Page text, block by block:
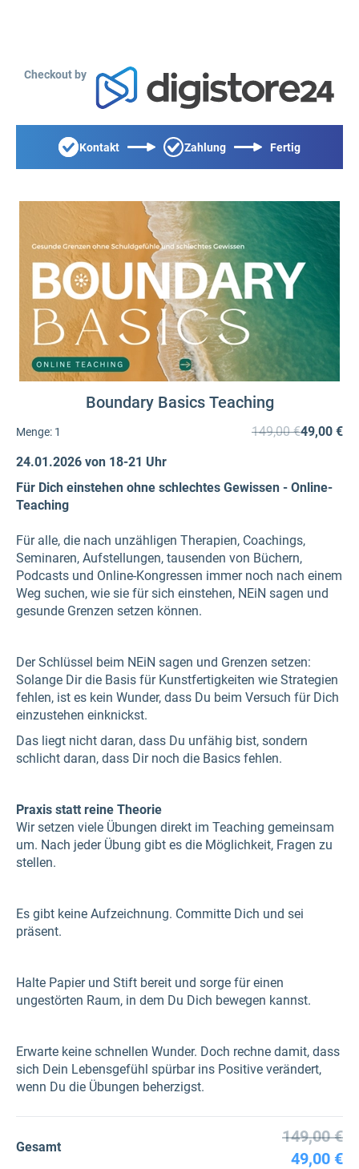
Checkout by
Kontakt Zahlung Fertig
Boundary Basics Teaching
Menge: 1 149,00 €49,00 €
24.01.2026 von 18-21 Uhr
Für Dich einstehen ohne schlechtes Gewissen - Online-
Teaching
Für alle, die nach unzähligen Therapien, Coachings,
Seminaren, Aufstellungen, tausenden von Büchern,
Podcasts und Online-Kongressen immer noch nach einem
Weg suchen, wie sie für sich einstehen, NEiN sagen und
gesunde Grenzen setzen können.
Der Schlüssel beim NEiN sagen und Grenzen setzen:
Solange Dir die Basis für Kunstfertigkeiten wie Strategien
fehlen, ist es kein Wunder, dass Du beim Versuch für Dich
einzustehen einknickst.
Das liegt nicht daran, dass Du unfähig bist, sondern
schlicht daran, dass Dir noch die Basics fehlen.
Praxis statt reine Theorie
Wir setzen viele Übungen direkt im Teaching gemeinsam
um. Nach jeder Übung gibt es die Möglichkeit, Fragen zu
stellen.
Es gibt keine Aufzeichnung. Committe Dich und sei
präsent.
Halte Papier und Stift bereit und sorge für einen
ungestörten Raum, in dem Du Dich bewegen kannst.
Erwarte keine schnellen Wunder. Doch rechne damit, dass
sich Dein Lebensgefühl spürbar ins Positive verändert,
wenn Du die Übungen beherzigst.
Gesamt
149,00 €
49,00 €